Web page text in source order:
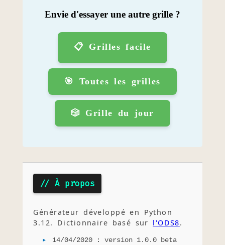
Envie d'essayer une autre grille ?
📋 Grilles facile
🎯 Toutes les grilles
🎲 Grille du jour
// À propos
Générateur développé en Python
3.12. Dictionnaire basé sur l'ODS8.
14/04/2020 : version 1.0.0 beta